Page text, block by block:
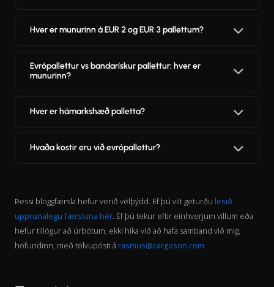
Hver er munurinn á EUR 2 og EUR 3 pallettum?
Evrópallettur vs bandarískur pallettur: hver er
munurinn?
Hver er hámarkshæð palletta?
Hvaða kostir eru við evrópallettur?
Þessi bloggfærsla hefur verið vélþýdd. Ef þú vilt geturðu lesið
upprunalegu færsluna hér. Ef þú tekur eftir einhverjum villum eða
hefur tillögur að úrbótum, ekki hika við að hafa samband við mig,
höfundinn, með tölvupósti á rasmus@cargoson.com